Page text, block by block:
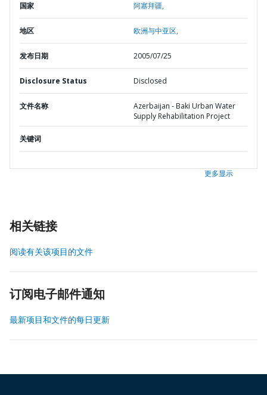
国家 阿塞拜疆,
地区 欧洲与中亚区,
发布日期 2005/07/25
Disclosure Status Disclosed
文件名称
Azerbaijan - Baki Urban Water
Supply Rehabilitation Project
关键词
更多显示
相关链接
阅读有关该项目的文件
订阅电子邮件通知
最新项目和文件的每日更新